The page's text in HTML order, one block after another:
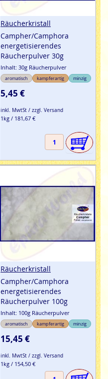
Räucherkristall
Campher/Camphora
energetisierendes
Räucherpulver 30g
Inhalt: 30g Räucherpulver
aromatisch kampferartig minzig
5,45 €
inkl. MwtSt / zzgl. Versand
1kg / 181,67 €
Räucherkristall
Campher/Camphora
energetisierendes
Räucherpulver 100g
Inhalt: 100g Räucherpulver
aromatisch kampferartig minzig
15,45 €
inkl. MwtSt / zzgl. Versand
1kg / 154,50 €